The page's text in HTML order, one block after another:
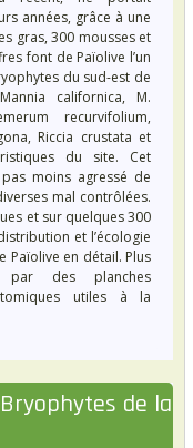
années, grâce à une
gras, 300 mousses et
font de Païolive l’un
du sud-est de
californica, M.
recurvifolium,
Riccia crustata et
du site. Cet
moins agressé de
mal contrôlées.
et sur quelques 300
et l’écologie
Païolive en détail. Plus
des planches
utiles à la
de la